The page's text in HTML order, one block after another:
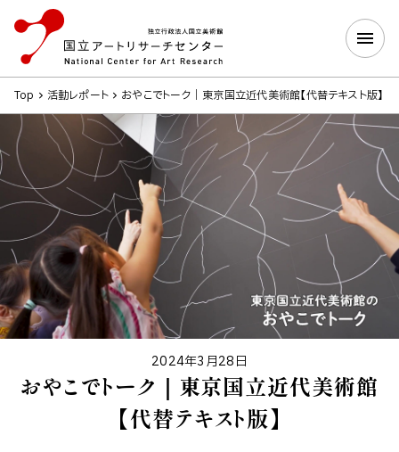
Top 活動レポート おやこでトーク｜東京国立近代美術館【代替テキスト版】
2024年3月28日
おやこでトーク｜東京国立近代美術館
【代替テキスト版】